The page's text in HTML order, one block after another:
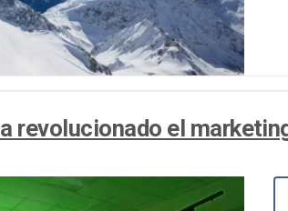
revolucionado el